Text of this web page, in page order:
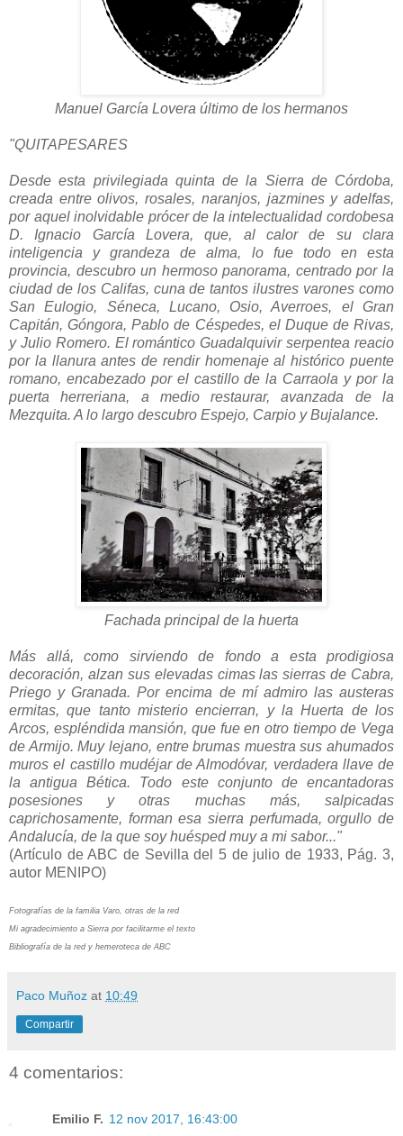
Manuel García Lovera último de los hermanos
"QUITAPESARES
Desde esta privilegiada quinta de la Sierra de Córdoba,
creada entre olivos, rosales, naranjos, jazmines y adelfas,
por aquel inolvidable prócer de la intelectualidad cordobesa
D. Ignacio García Lovera, que, al calor de su clara
inteligencia y grandeza de alma, lo fue todo en esta
provincia, descubro un hermoso panorama, centrado por la
ciudad de los Califas, cuna de tantos ilustres varones como
San Eulogio, Séneca, Lucano, Osio, Averroes, el Gran
Capitán, Góngora, Pablo de Céspedes, el Duque de Rivas,
y Julio Romero. El romántico Guadalquivir serpentea reacio
por la llanura antes de rendir homenaje al histórico puente
romano, encabezado por el castillo de la Carraola y por la
puerta herreriana, a medio restaurar, avanzada de la
Mezquita. A lo largo descubro Espejo, Carpio y Bujalance.
Fachada principal de la huerta
Más allá, como sirviendo de fondo a esta prodigiosa
decoración, alzan sus elevadas cimas las sierras de Cabra,
Priego y Granada. Por encima de mí admiro las austeras
ermitas, que tanto misterio encierran, y la Huerta de los
Arcos, espléndida mansión, que fue en otro tiempo de Vega
de Armijo. Muy lejano, entre brumas muestra sus ahumados
muros el castillo mudéjar de Almodóvar, verdadera llave de
la antigua Bética. Todo este conjunto de encantadoras
posesiones y otras muchas más, salpicadas
caprichosamente, forman esa sierra perfumada, orgullo de
Andalucía, de la que soy huésped muy a mi sabor..."
(Artículo de ABC de Sevilla del 5 de julio de 1933, Pág. 3,
autor MENIPO)
Fotografías de la familia Varo, otras de la red
Mi agradecimiento a Sierra por facilitarme el texto
Bibliografía de la red y hemeroteca de ABC
Paco Muñoz at 10:49
Compartir
4 comentarios:
Emilio F. 12 nov 2017, 16:43:00